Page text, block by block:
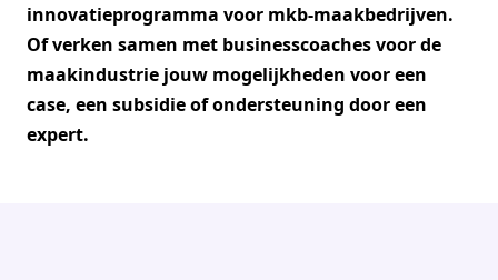
innovatieprogramma voor mkb-maakbedrijven.
Of verken samen met businesscoaches voor de
maakindustrie jouw mogelijkheden voor een
case, een subsidie of ondersteuning door een
expert.